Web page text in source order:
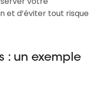
d’éviter tout risque
: un exemple